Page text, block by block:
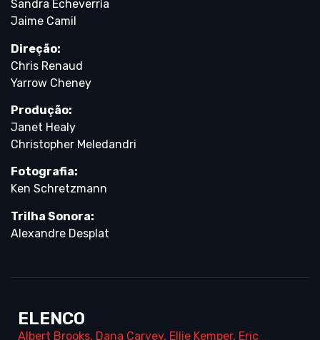
Sandra Echeverría
Jaime Camil
Direção:
Chris Renaud
Yarrow Cheney
Produção:
Janet Healy
Christopher Meledandri
Fotografia:
Ken Schretzmann
Trilha Sonora:
Alexandre Desplat
ELENCO
Albert Brooks, Dana Carvey, Ellie Kemper, Eric